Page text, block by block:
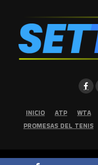
INICIO ATP WTA
PROMESAS DEL TENIS